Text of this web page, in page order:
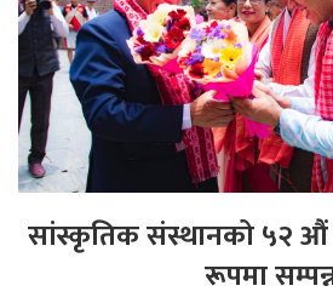
सांस्कृतिक संस्थानको ५२ औं
रूपमा